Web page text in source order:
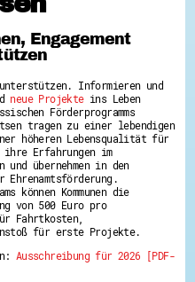
Ukraine
dein Ehrenamt
| Trikotwettbewerb
| 80 Jahre Hessen - Engagement
80 Jahre x 1.000 €
Projekte
Respekts
Teile deine Infos!
dein Ehrenamt
Hessen
Lotsen
- Viele schaffen mehr
Engagement
Informieren und
neue Projekteins Leben
Förderprogramms
tragen zu einer lebendigen
höheren Lebensqualität für
Erfahrungen im
und übernehmen in den
Ehrenamtsförderung.
können Kommunen die
von 500 Euro pro
Fahrtkosten,
für erste Projekte.
Ausschreibung für 2026 [PDF-